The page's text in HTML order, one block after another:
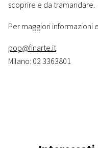
scoprire e da tramandare.
Per maggiori informazioni
pop@finarte.it
Milano: 02 3363801